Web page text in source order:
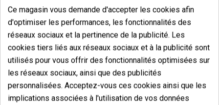
3 étoiles
0.00%
2 étoiles
0.00%
1 étoiles
Écrivez votre commentaire
5de
5 Valorisations globales
Ce magasin vous demande d'accepter les cookies afin
d'optimiser les performances, les fonctionnalités des
réseaux sociaux et la pertinence de la publicité. Les
cookies tiers liés aux réseaux sociaux et à la publicité sont
utilisés pour vous offrir des fonctionnalités optimisées sur
les réseaux sociaux, ainsi que des publicités
personnalisées. Acceptez-vous ces cookies ainsi que les
implications associées à l'utilisation de vos données